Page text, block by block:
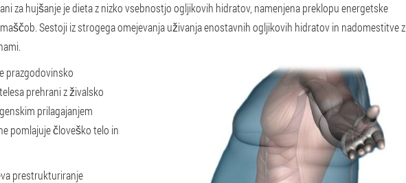
za hujšanje je dieta z nizko vsebnostjo ogljikovih hidratov, namenjena preklopu energetske
Sestoji iz strogega omejevanja uživanja enostavnih ogljikovih hidratov in nadomestitve z
prazgodovinsko
prehrani z živalsko
prilagajanjem
pomlajuje človeško telo in
prestrukturiranje